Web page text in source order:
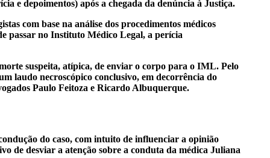
e depoimentos) após a chegada da denúncia à Justiça.
com base na análise dos procedimentos médicos
passar no Instituto Médico Legal, a perícia
suspeita, atípica, de enviar o corpo para o IML. Pelo
laudo necroscópico conclusivo, em decorrência do
Paulo Feitoza e Ricardo Albuquerque.
do caso, com intuito de influenciar a opinião
de desviar a atenção sobre a conduta da médica Juliana